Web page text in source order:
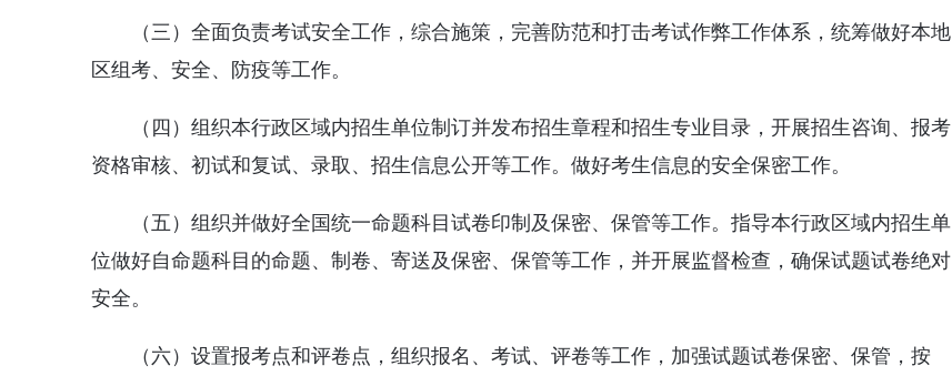
（三）全面负责考试安全工作，综合施策，完善防范和打击考试作弊工作体系，统筹做好本地
区组考、安全、防疫等工作。
（四）组织本行政区域内招生单位制订并发布招生章程和招生专业目录，开展招生咨询、报考
资格审核、初试和复试、录取、招生信息公开等工作。做好考生信息的安全保密工作。
（五）组织并做好全国统一命题科目试卷印制及保密、保管等工作。指导本行政区域内招生单
位做好自命题科目的命题、制卷、寄送及保密、保管等工作，并开展监督检查，确保试题试卷绝对
安全。
（六）设置报考点和评卷点，组织报名、考试、评卷等工作，加强试题试卷保密、保管，按